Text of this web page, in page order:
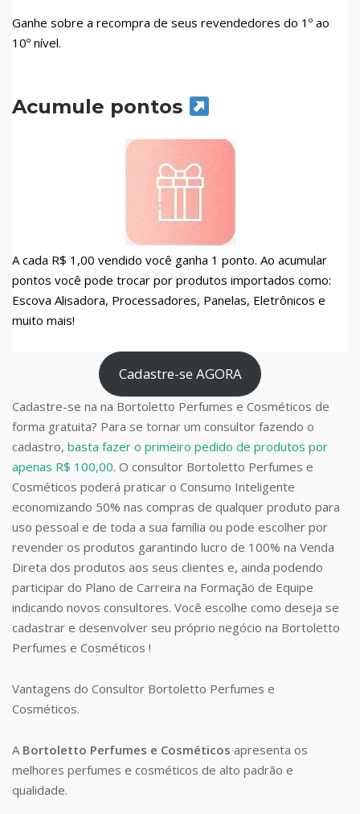
Ganhe sobre a recompra de seus revendedores do 1º ao
10º nível.
Acumule pontos
A cada R$ 1,00 vendido você ganha 1 ponto. Ao acumular
pontos você pode trocar por produtos importados como:
Escova Alisadora, Processadores, Panelas, Eletrônicos e
muito mais!
Cadastre-se AGORA
Cadastre-se na na Bortoletto Perfumes e Cosméticos de
forma gratuita? Para se tornar um consultor fazendo o
cadastro, basta fazer o primeiro pedido de produtos por
apenas R$ 100,00. O consultor Bortoletto Perfumes e
Cosméticos poderá praticar o Consumo Inteligente
economizando 50% nas compras de qualquer produto para
uso pessoal e de toda a sua família ou pode escolher por
revender os produtos garantindo lucro de 100% na Venda
Direta dos produtos aos seus clientes e, ainda podendo
participar do Plano de Carreira na Formação de Equipe
indicando novos consultores. Você escolhe como deseja se
cadastrar e desenvolver seu próprio negócio na Bortoletto
Perfumes e Cosméticos !
Vantagens do Consultor Bortoletto Perfumes e
Cosméticos.
A Bortoletto Perfumes e Cosméticos apresenta os
melhores perfumes e cosméticos de alto padrão e
qualidade.